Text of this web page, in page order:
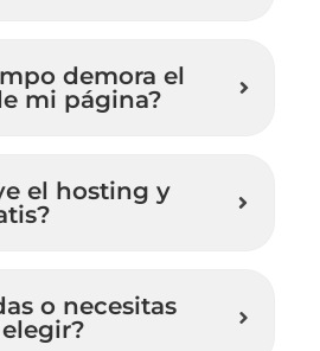
demora el
mi página?
el hosting y
o necesitas